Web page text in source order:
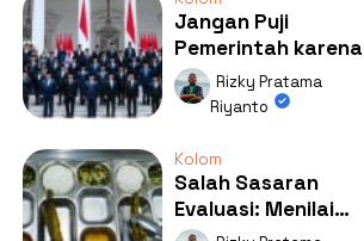
Jangan Puji
Pemerintah karena
Kerja: Mengapa
Publik Begitu Mudah
Rizky Pratama
Riyanto
Kolom
Salah Sasaran
Evaluasi: Menilai
Program MBG Lewat